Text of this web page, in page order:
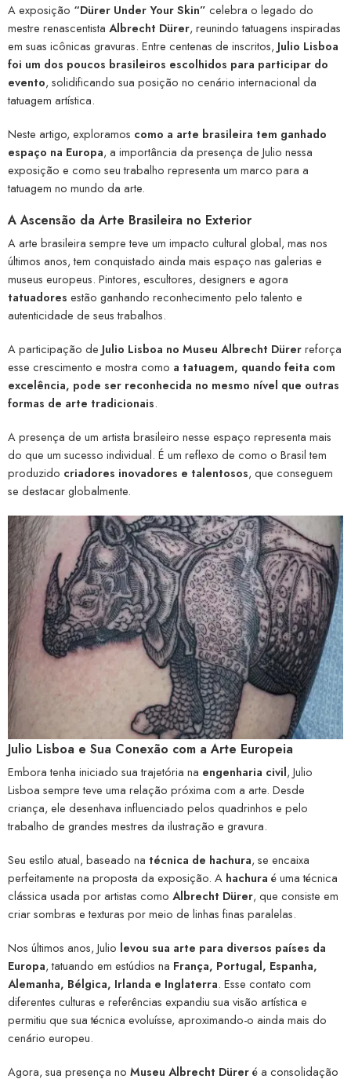
A exposição “Dürer Under Your Skin” celebra o legado do
mestre renascentista Albrecht Dürer, reunindo tatuagens inspiradas
em suas icônicas gravuras. Entre centenas de inscritos, Julio Lisboa
foi um dos poucos brasileiros escolhidos para participar do
evento, solidificando sua posição no cenário internacional da
tatuagem artística.
Neste artigo, exploramos como a arte brasileira tem ganhado
espaço na Europa, a importância da presença de Julio nessa
exposição e como seu trabalho representa um marco para a
tatuagem no mundo da arte.
A Ascensão da Arte Brasileira no Exterior
A arte brasileira sempre teve um impacto cultural global, mas nos
últimos anos, tem conquistado ainda mais espaço nas galerias e
museus europeus. Pintores, escultores, designers e agora
tatuadores estão ganhando reconhecimento pelo talento e
autenticidade de seus trabalhos.
A participação de Julio Lisboa no Museu Albrecht Dürerreforça
esse crescimento e mostra como a tatuagem, quando feita com
excelência, pode ser reconhecida no mesmo nível que outras
formas de arte tradicionais.
A presença de um artista brasileiro nesse espaço representa mais
do que um sucesso individual. É um reflexo de como o Brasil tem
produzido criadores inovadores e talentosos, que conseguem
se destacar globalmente.
Julio Lisboa e Sua Conexão com a Arte Europeia
Embora tenha iniciado sua trajetória na engenharia civil, Julio
Lisboa sempre teve uma relação próxima com a arte. Desde
criança, ele desenhava influenciado pelos quadrinhos e pelo
trabalho de grandes mestres da ilustração e gravura.
Seu estilo atual, baseado na técnica de hachura, se encaixa
perfeitamente na proposta da exposição. A hachura é uma técnica
clássica usada por artistas como Albrecht Dürer, que consiste em
criar sombras e texturas por meio de linhas finas paralelas.
Nos últimos anos, Julio levou sua arte para diversos países da
Europa, tatuando em estúdios na França, Portugal, Espanha,
Alemanha, Bélgica, Irlanda e Inglaterra. Esse contato com
diferentes culturas e referências expandiu sua visão artística e
permitiu que sua técnica evoluísse, aproximando-o ainda mais do
cenário europeu.
Agora, sua presença no Museu Albrecht Düreré a consolidação